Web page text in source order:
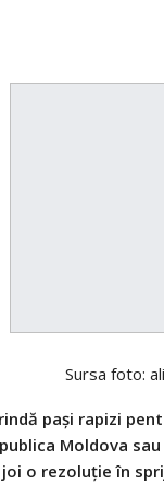
Sursa foto:
pași rapizi
Moldova
o rezoluție în